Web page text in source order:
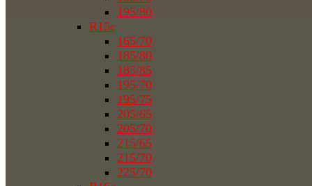
195/80
R15c
165/70
185/80
185/85
195/70
195/75
205/65
205/70
215/65
215/70
225/70